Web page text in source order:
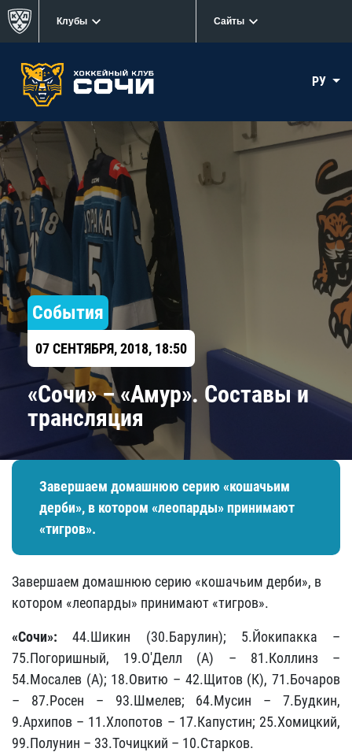
Клубы Сайты
РУ
События
07 СЕНТЯБРЯ, 2018, 18:50
«Сочи» – «Амур». Составы и
трансляция
Завершаем домашнюю серию «кошачьим
дерби», в котором «леопарды» принимают
«тигров».
Завершаем домашнюю серию «кошачьим дерби», в
котором «леопарды» принимают «тигров».
«Сочи»:44.Шикин (30.Барулин); 5.Йокипакка –
75.Погоришный, 19.О'Делл (А) – 81.Коллинз –
54.Мосалев (А); 18.Овитю – 42.Щитов (К), 71.Бочаров
– 87.Росен – 93.Шмелев; 64.Мусин – 7.Будкин,
9.Архипов – 11.Хлопотов – 17.Капустин; 25.Хомицкий,
99.Полунин – 33.Точицкий – 10.Старков.